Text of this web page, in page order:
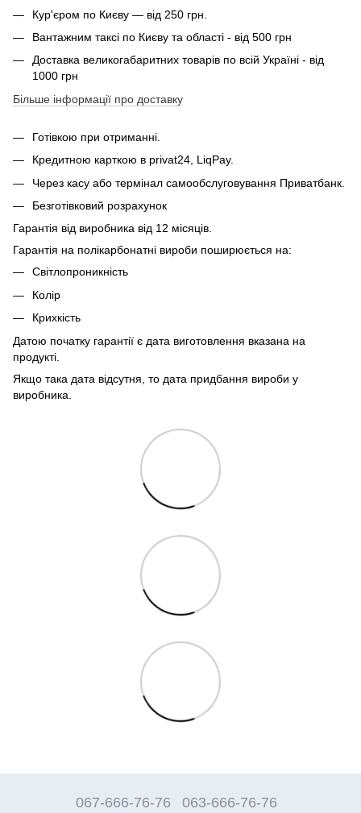
Кур'єром по Києву — від 250 грн.
Вантажним таксі по Києву та області - від 500 грн
Доставка великогабаритних товарів по всій Україні - від
1000 грн
Більше інформації про доставку
Готівкою при отриманні.
Кредитною карткою в privat24, LiqPay.
Через касу або термінал самообслуговування Приватбанк.
Безготівковий розрахунок
Гарантія від виробника від 12 місяців.
Гарантія на полікарбонатні вироби поширюється на:
Світлопроникність
Колір
Крихкість
Датою початку гарантії є дата виготовлення вказана на
продукті.
Якщо така дата відсутня, то дата придбання вироби у
виробника.
067-666-76-76 063-666-76-76